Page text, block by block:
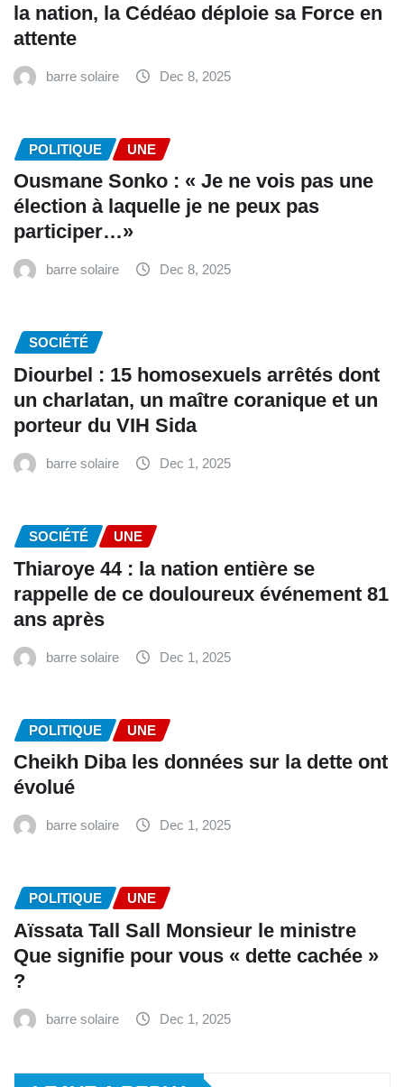
la nation, la Cédéao déploie sa Force en
attente
barre solaire Dec 8, 2025
POLITIQUE UNE
Ousmane Sonko : « Je ne vois pas une
élection à laquelle je ne peux pas
participer…»
barre solaire Dec 8, 2025
SOCIÉTÉ
Diourbel : 15 homosexuels arrêtés dont
un charlatan, un maître coranique et un
porteur du VIH Sida
barre solaire Dec 1, 2025
SOCIÉTÉ UNE
Thiaroye 44 : la nation entière se
rappelle de ce douloureux événement 81
ans après
barre solaire Dec 1, 2025
POLITIQUE UNE
Cheikh Diba les données sur la dette ont
évolué
barre solaire Dec 1, 2025
POLITIQUE UNE
Aïssata Tall Sall Monsieur le ministre
Que signifie pour vous « dette cachée »
?
barre solaire Dec 1, 2025